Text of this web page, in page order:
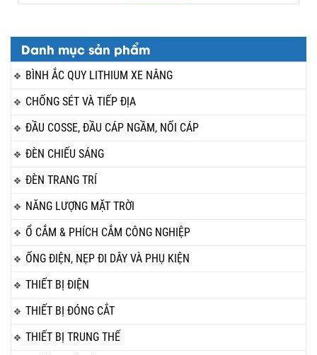
Danh mục sản phẩm
BÌNH ẮC QUY LITHIUM XE NÂNG
CHỐNG SÉT VÀ TIẾP ĐỊA
ĐẦU COSSE, ĐẦU CÁP NGẦM, NỐI CÁP
ĐÈN CHIẾU SÁNG
ĐÈN TRANG TRÍ
NĂNG LƯỢNG MẶT TRỜI
Ổ CẮM & PHÍCH CẮM CÔNG NGHIỆP
ỐNG ĐIỆN, NẸP ĐI DÂY VÀ PHỤ KIỆN
THIẾT BỊ ĐIỆN
THIẾT BỊ ĐÓNG CẮT
THIẾT BỊ TRUNG THẾ